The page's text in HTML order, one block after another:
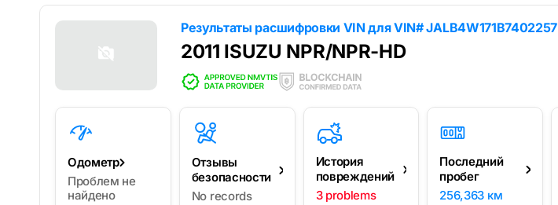
Результаты расшифровки VIN дляVIN# JALB4W171B7402257
2011 ISUZU NPR/NPR-HD
Одометр
Проблем не
найдено
Отзывы
безопасности
No records
История
повреждений
3 problems
Последний
пробег
256,363 км